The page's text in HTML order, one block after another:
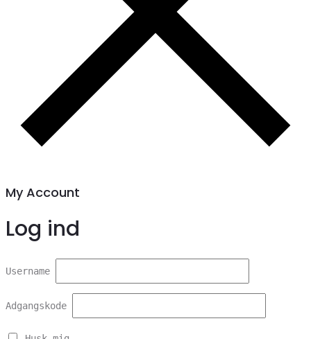
My Account
Log ind
Username
Adgangskode